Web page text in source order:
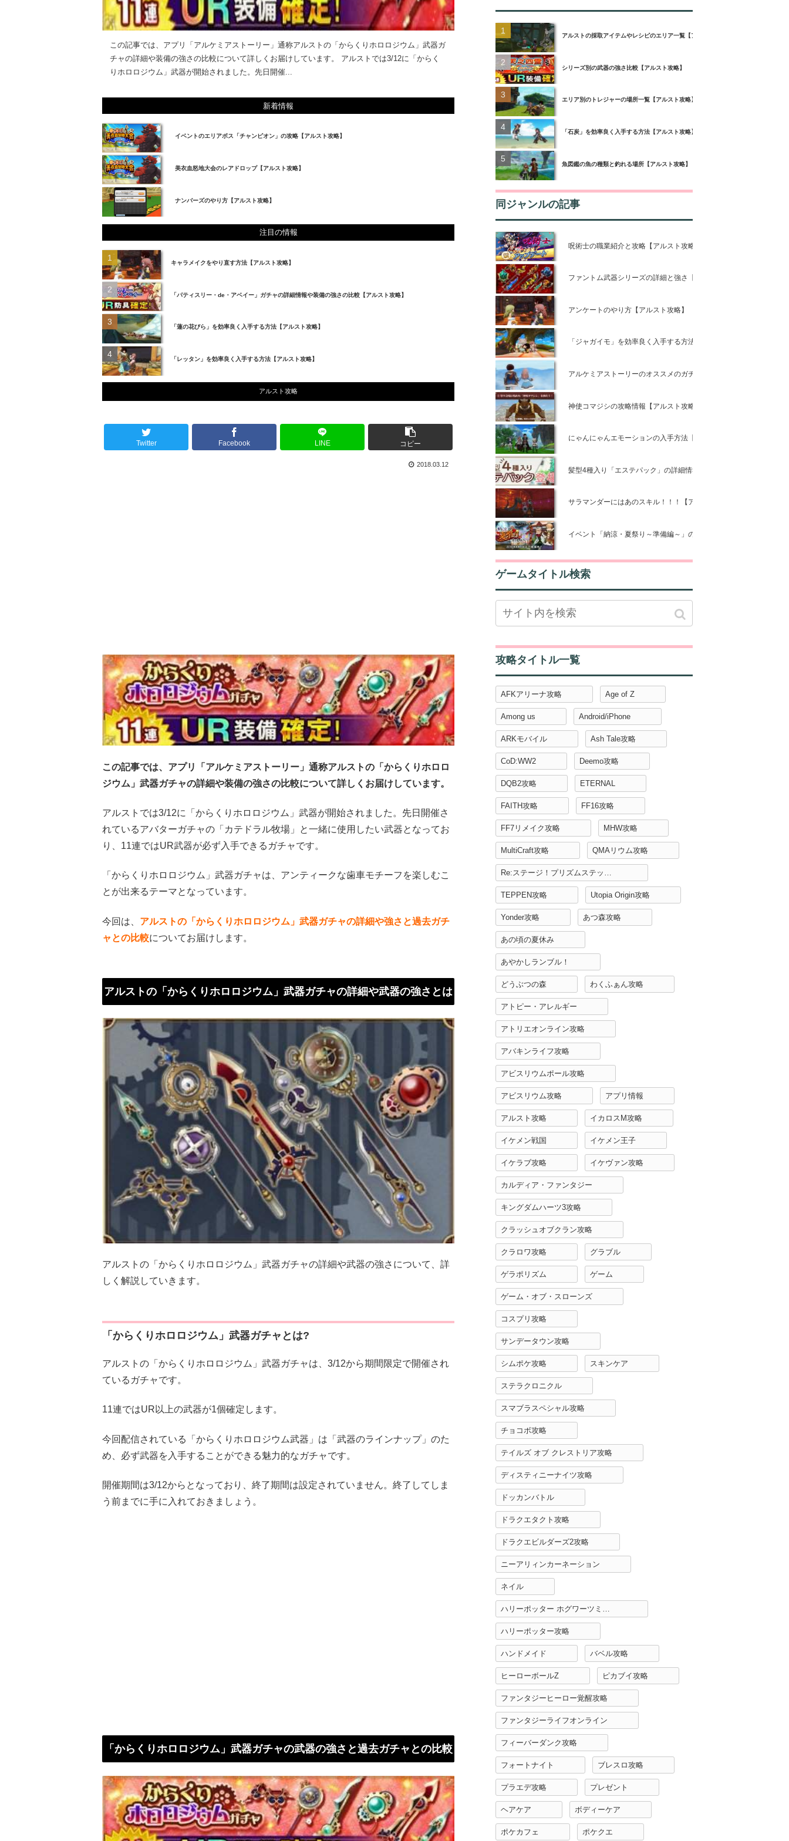
この記事では、アプリ「アルケミアストーリー」通称アルストの「からくりホロロジウム」武器ガ
チャの詳細や装備の強さの比較について詳しくお届けしています。 アルストでは3/12に「からく
りホロロジウム」武器が開始されました。先日開催...
新着情報
イベントのエリアボス「チャンピオン」の攻略【アルスト攻略】
美衣血怒地大会のレアドロップ【アルスト攻略】
ナンバーズのやり方【アルスト攻略】
注目の情報
キャラメイクをやり直す方法【アルスト攻略】
「パティスリー・de・アベイー」ガチャの詳細情報や装備の強さの比較【アルスト攻略】
「蓮の花びら」を効率良く入手する方法【アルスト攻略】
「レッタン」を効率良く入手する方法【アルスト攻略】
アルスト攻略
Twitter Facebook LINE コピー
2018.03.12
この記事では、アプリ「アルケミアストーリー」通称アルストの「からくりホロロ
ジウム」武器ガチャの詳細や装備の強さの比較について詳しくお届けしています。
アルストでは3/12に「からくりホロロジウム」武器が開始されました。先日開催さ
れているアバターガチャの「カテドラル牧場」と一緒に使用したい武器となってお
り、11連ではUR武器が必ず入手できるガチャです。
「からくりホロロジウム」武器ガチャは、アンティークな歯車モチーフを楽しむこ
とが出来るテーマとなっています。
今回は、 アルストの「からくりホロロジウム」武器ガチャの詳細や強さと過去ガチ
ャとの比較についてお届けします。
アルストの「からくりホロロジウム」武器ガチャの詳細や武器の強さとは
アルストの「からくりホロロジウム」武器ガチャの詳細や武器の強さについて、詳
しく解説していきます。
「からくりホロロジウム」武器ガチャとは?
アルストの「からくりホロロジウム」武器ガチャは、3/12から期間限定で開催され
ているガチャです。
11連ではUR以上の武器が1個確定します。
今回配信されている「からくりホロロジウム武器」は「武器のラインナップ」のた
め、必ず武器を入手することができる魅力的なガチャです。
開催期間は3/12からとなっており、終了期間は設定されていません。終了してしま
う前までに手に入れておきましょう。
「からくりホロロジウム」武器ガチャの武器の強さと過去ガチャとの比較
アルストの採取アイテムやレシピのエリア一覧【アルスト攻略】
シリーズ別の武器の強さ比較【アルスト攻略】
エリア別のトレジャーの場所一覧【アルスト攻略】
「石炭」を効率良く入手する方法【アルスト攻略】
魚図鑑の魚の種類と釣れる場所【アルスト攻略】
同ジャンルの記事
呪術士の職業紹介と攻略【アルスト攻略】
ファントム武器シリーズの詳細と強さ【アルスト攻略】
アンケートのやり方【アルスト攻略】
「ジャガイモ」を効率良く入手する方法【アルスト攻略】
アルケミアストーリーのオススメのガチャはコレで決まり！【アルス
神使コマジシの攻略情報【アルスト攻略】
にゃんにゃんエモーションの入手方法【アルスト攻略】
髪型4種入り「エステパック」の詳細情報【アルスト攻略】
サラマンダーにはあのスキル！！！【アルスト攻略】
イベント「納涼・夏祭り～準備編～」のやり方や効率良く進める方
ゲームタイトル検索
攻略タイトル一覧
AFKアリーナ攻略 Age of Z
Among us Android/iPhone
ARKモバイル Ash Tale攻略
CoD:WW2 Deemo攻略
DQB2攻略 ETERNAL
FAITH攻略 FF16攻略
FF7リメイク攻略 MHW攻略
MultiCraft攻略 QMAリウム攻略
TEPPEN攻略 Utopia Origin攻略
Yonder攻略 あつ森攻略
あの頃の夏休み
あやかしランブル！
どうぶつの森 わくふぁん攻略
アトピー・アレルギー
アトリエオンライン攻略
アバキンライフ攻略
アビスリウムポール攻略
アビスリウム攻略 アプリ情報
アルスト攻略 イカロスM攻略
イケメン戦国 イケメン王子
イケラブ攻略 イケヴァン攻略
カルディア・ファンタジー
キングダムハーツ3攻略
クラッシュオブクラン攻略
クラロワ攻略 グラブル
ゲラポリズム ゲーム
ゲーム・オブ・スローンズ
コスプリ攻略
サンデータウン攻略
シムポケ攻略 スキンケア
ステラクロニクル
スマブラスペシャル攻略
チョコボ攻略
テイルズ オブ クレストリア攻略
ディスティニーナイツ攻略
ドッカンバトル
ドラクエタクト攻略
ドラクエビルダーズ2攻略
ニーアリィンカーネーション
ネイル
ハリーポッター攻略
ハンドメイド バベル攻略
ヒーローボールZ ピカブイ攻略
ファンタジーヒーロー覚醒攻略
ファンタジーライフオンライン
フィーバーダンク攻略
フォートナイト ブレスロ攻略
プラエデ攻略 プレゼント
ヘアケア ボディーケア
ポケカフェ ポケクエ